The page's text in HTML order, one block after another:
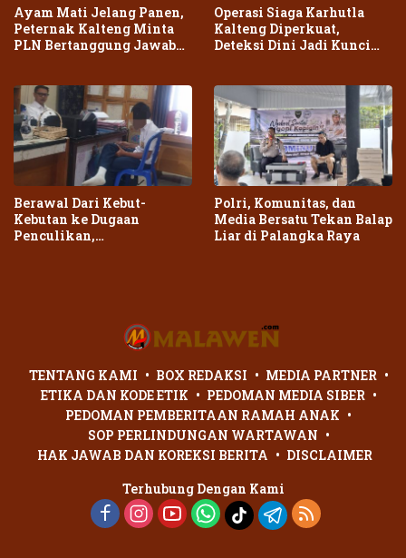
Ayam Mati Jelang Panen,
Peternak Kalteng Minta
PLN Bertanggung Jawab
Operasi Siaga Karhutla
Kalteng Diperkuat,
Deteksi Dini Jadi Kunci
Berawal Dari Kebut-
Kebutan ke Dugaan
Penculikan,
Polri, Komunitas, dan
Media Bersatu Tekan Balap
Liar di Palangka Raya
TENTANG KAMI BOX REDAKSI
MEDIA PARTNER
ETIKA DAN KODE ETIK
PEDOMAN MEDIA SIBER
PEDOMAN PEMBERITAAN RAMAH ANAK
SOP PERLINDUNGAN WARTAWAN
HAK JAWAB DAN KOREKSI BERITA
DISCLAIMER
Terhubung Dengan Kami